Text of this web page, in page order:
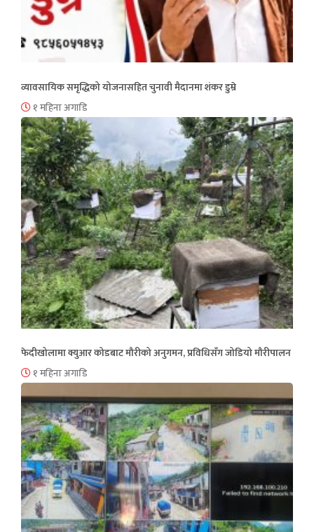
व्यावसायिक समृद्धिको योजनासहित चुनावी मैदानमा शंकर डुम्रे
१ महिना अगाडि
फेदीखोलामा क्युआर कोडबाट मौरीको अनुगमन, प्रविधिसँग जोडियो मौरीपालन
१ महिना अगाडि